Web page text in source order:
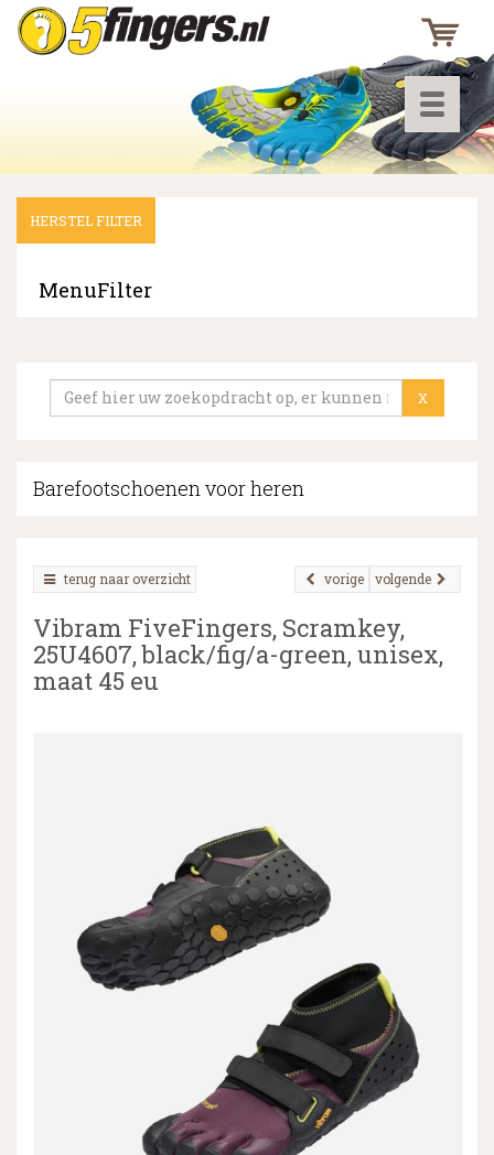
Toggle
▼
▼
HERSTEL FILTER
MenuFilter
X
Barefootschoenen voor heren
terug naar overzicht volgende
vorige
Vibram FiveFingers, Scramkey,
25U4607, black/fig/a-green, unisex,
maat 45 eu